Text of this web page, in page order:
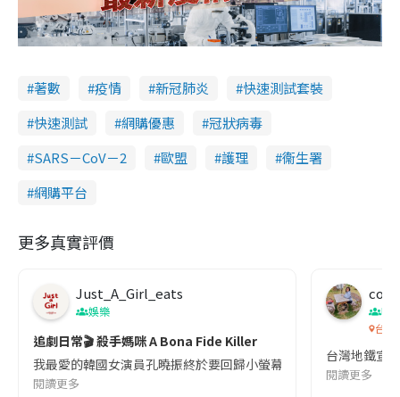
著數 疫情 新冠肺炎
快速測試套裝
快速測試
網購優惠
冠狀病毒
SARS－CoV－2
歐盟 護理
衞生署
網購平台
更多真實評價
Just_A_Girl_eats
娛樂
追劇日常🎬 殺手媽咪 A Bona Fide Killer
我最愛的韓國女演員孔曉振終於要回歸小螢幕啦!這次的劇本改編
閱讀更多
co
吹
台灣
台灣地鐵宣
閱讀更多